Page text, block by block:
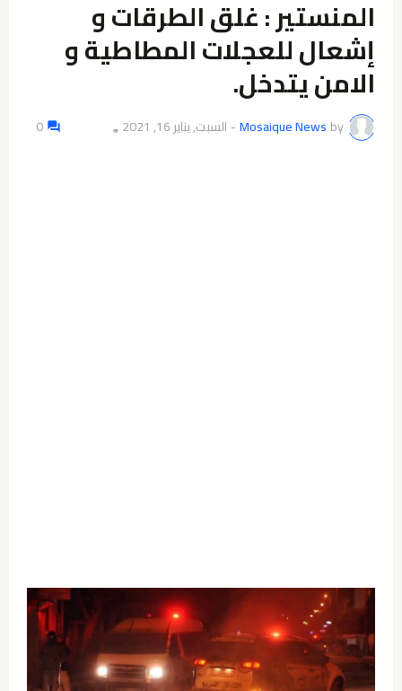
المنستير ‏: ‏غلق ‏الطرقات ‏و
‏إشعال ‏للعجلات ‏المطاطية ‏و
‏الامن ‏يتدخل. ‏
by
Mosaique News
- السبت, يناير 16, 2021 👁️
0